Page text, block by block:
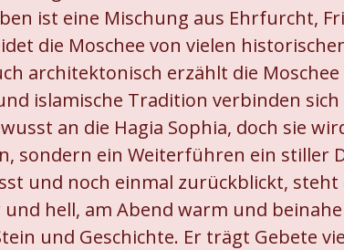
ist eine Mischung aus Ehrfurcht,
die Moschee von vielen
architektonisch erzählt die Moschee
islamische Tradition verbinden
an die Hagia Sophia, doch sie
sondern ein Weiterführen ein stiller
und noch einmal zurückblickt, steht
hell, am Abend warm und
und Geschichte. Er trägt Gebete